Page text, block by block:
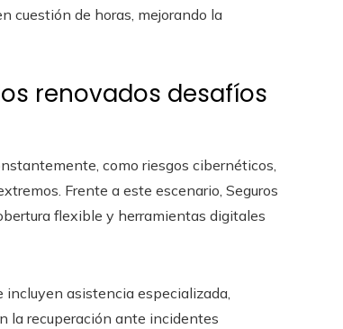
cuestión de horas, mejorando la
renovados desafíos
como riesgos cibernéticos,
Frente a este escenario, Seguros
flexible y herramientas digitales
incluyen asistencia especializada,
la recuperación ante incidentes